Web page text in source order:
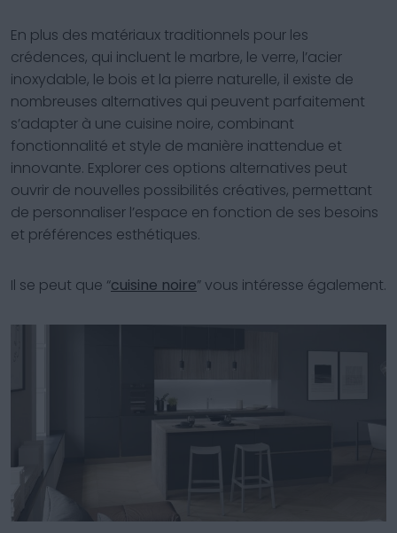
En plus des matériaux traditionnels pour les
crédences, qui incluent le marbre, le verre, l’acier
inoxydable, le bois et la pierre naturelle, il existe de
nombreuses alternatives qui peuvent parfaitement
s’adapter à une cuisine noire, combinant
fonctionnalité et style de manière inattendue et
innovante. Explorer ces options alternatives peut
ouvrir de nouvelles possibilités créatives, permettant
de personnaliser l’espace en fonction de ses besoins
et préférences esthétiques.
Il se peut que “cuisine noire” vous intéresse également.